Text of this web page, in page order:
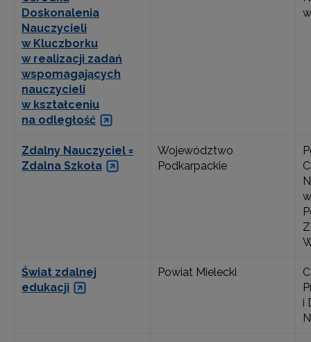
Doskonalenia
Nauczycieli
w Kluczborku
w realizacji zadań
wspomagających
nauczycieli
w kształceniu
na odległość
Zdalny Nauczyciel =
Zdalna Szkoła
Województwo
Podkarpackie
Świat zdalnej
edukacji
Powiat Mielecki
i